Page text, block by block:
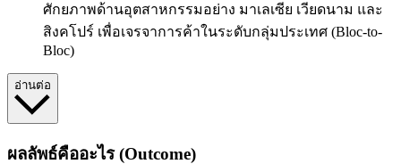
ศักยภาพด้านอุตสาหกรรมอย่าง มาเลเซีย เวียดนาม และ
สิงคโปร์ เพื่อเจรจาการค้าในระดับกลุ่มประเทศ (Bloc-to-
Bloc)
อ่านต่อ
ผลลัพธ์คืออะไร (Outcome)